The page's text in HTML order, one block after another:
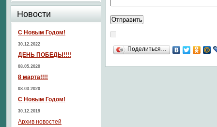
Поделиться…
Новости
С Новым Годом!
30.12.2022
ДЕНЬ ПОБЕДЫ!!!!
08.05.2020
8 марта!!!!
08.03.2020
С Новым Годом!
30.12.2019
Архив новостей